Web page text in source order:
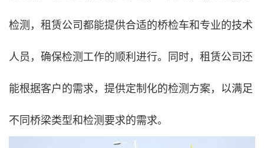
检测，租赁公司都能提供合适的桥检车和专业的技术
人员，确保检测工作的顺利进行。同时，租赁公司还
能根据客户的需求，提供定制化的检测方案，以满足
不同桥梁类型和检测要求的需求。